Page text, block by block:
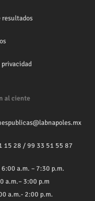
resultados
privacidad
al ciente
15 28 /99 33 51 55 87
6:00 a.m. – 7:30 p.m.
a.m.– 3:00 p.m
a.m.- 2:00 p.m.